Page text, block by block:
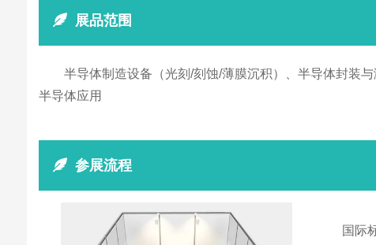
展品范围
半导体制造设备（光刻/刻蚀/薄膜沉积）、半导体封装
半导体应用
参展流程
国际